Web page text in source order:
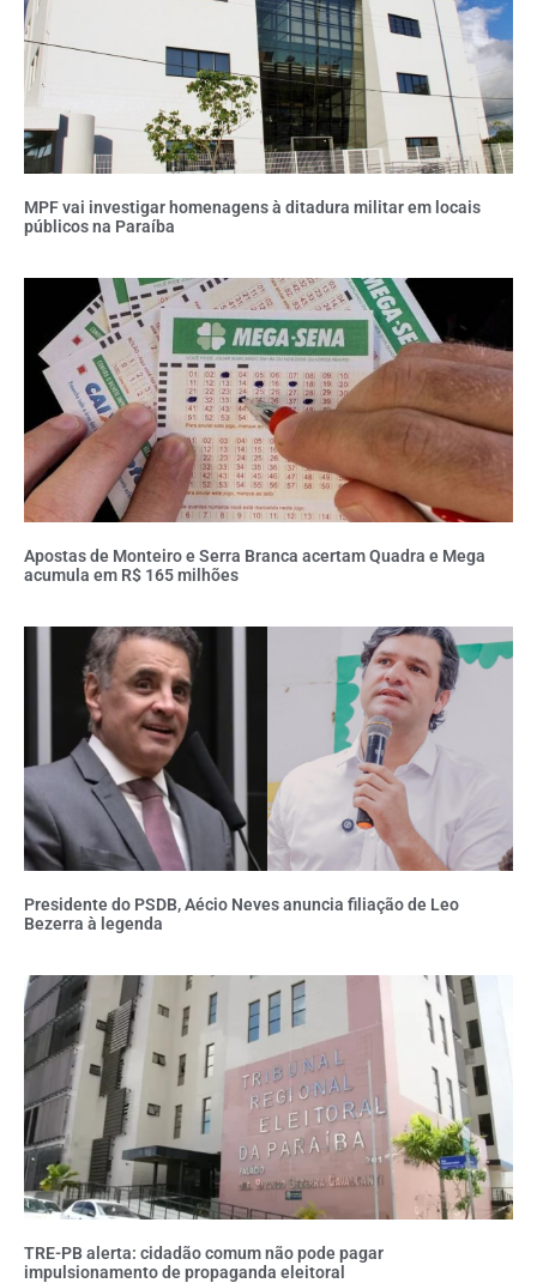
MPF vai investigar homenagens à ditadura militar em locais
públicos na Paraíba
Apostas de Monteiro e Serra Branca acertam Quadra e Mega
acumula em R$ 165 milhões
Presidente do PSDB, Aécio Neves anuncia filiação de Leo
Bezerra à legenda
TRE-PB alerta: cidadão comum não pode pagar
impulsionamento de propaganda eleitoral